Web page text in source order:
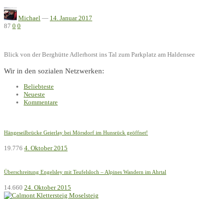
Michael — 14. Januar 2017
87 0 0
Blick von der Berghütte Adlerhorst ins Tal zum Parkplatz am Haldensee
Wir in den sozialen Netzwerken:
Beliebteste
Neueste
Kommentare
Hängeseilbrücke Geierlay bei Mörsdorf im Hunsrück geöffnet!
19.776 4. Oktober 2015
Überschreitung Engelsley mit Teufelsloch – Alpines Wandern im Ahrtal
14.660 24. Oktober 2015